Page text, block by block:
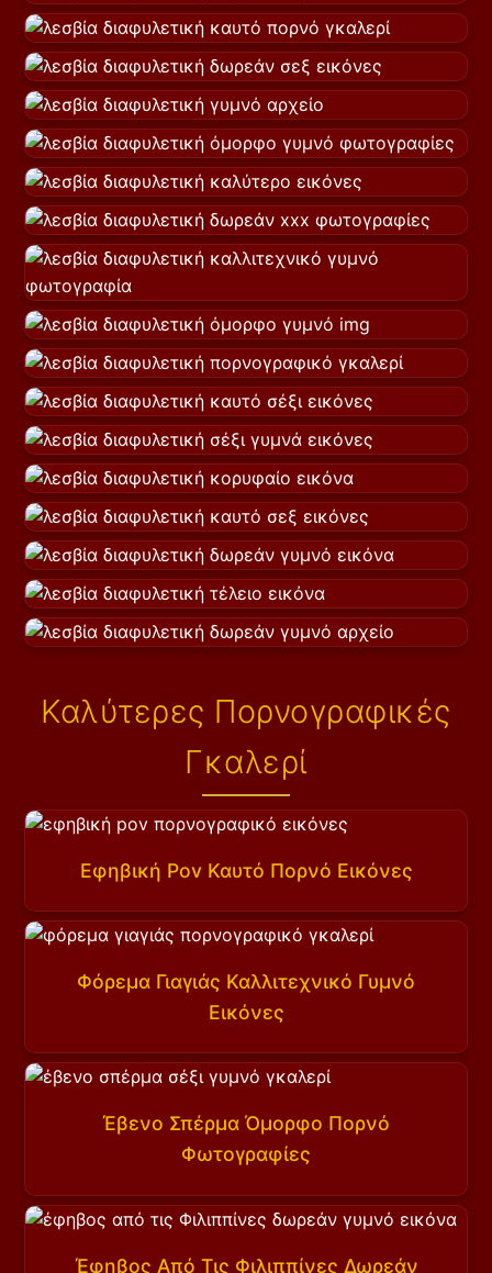
Καλύτερες Πορνογραφικές
Γκαλερί
Εφηβική Pov Καυτό Πορνό Εικόνες
Φόρεμα Γιαγιάς Καλλιτεχνικό Γυμνό
Εικόνες
Έβενο Σπέρμα Όμορφο Πορνό
Φωτογραφίες
Έφηβος Από Τις Φιλιππίνες Δωρεάν